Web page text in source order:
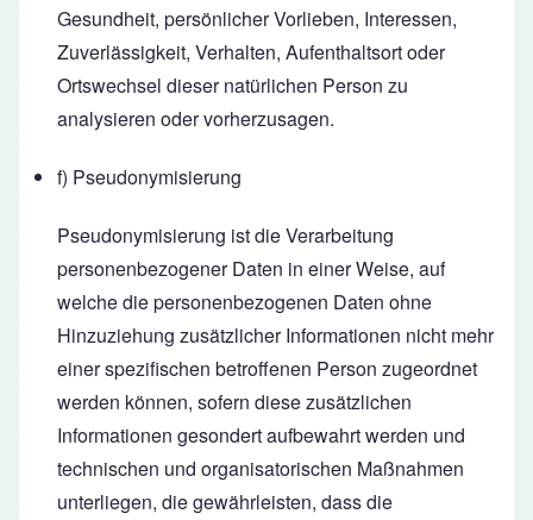
Gesundheit, persönlicher Vorlieben, Interessen,
Zuverlässigkeit, Verhalten, Aufenthaltsort oder
Ortswechsel dieser natürlichen Person zu
analysieren oder vorherzusagen.
f) Pseudonymisierung
Pseudonymisierung ist die Verarbeitung
personenbezogener Daten in einer Weise, auf
welche die personenbezogenen Daten ohne
Hinzuziehung zusätzlicher Informationen nicht mehr
einer spezifischen betroffenen Person zugeordnet
werden können, sofern diese zusätzlichen
Informationen gesondert aufbewahrt werden und
technischen und organisatorischen Maßnahmen
unterliegen, die gewährleisten, dass die